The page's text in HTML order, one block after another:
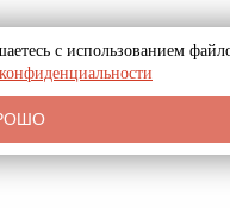
с использованием